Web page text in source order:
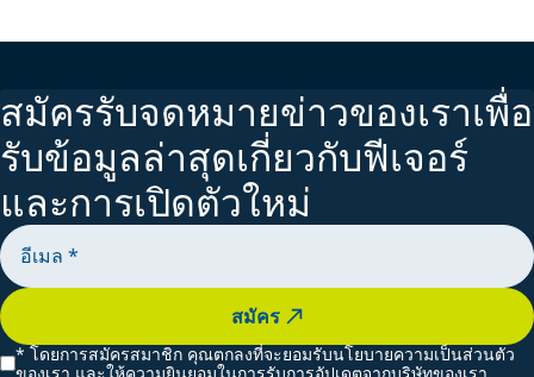
ระบบสเปรย์
สมัครรับจดหมายข่าวของเราเพื่อ
รับข้อมูลล่าสุดเกี่ยวกับฟีเจอร์
และการเปิดตัวใหม่
สมัคร
* โดยการสมัครสมาชิก คุณตกลงที่จะยอมรับนโยบายความเป็นส่วนตัว